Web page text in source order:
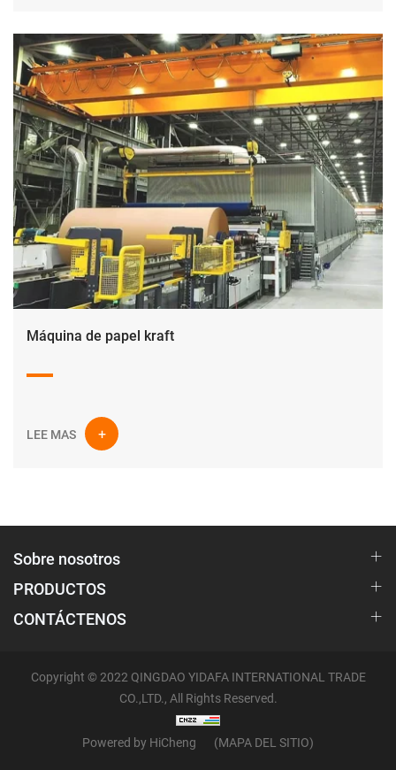
Máquina de papel kraft
LEE MAS
Sobre nosotros
PRODUCTOS
CONTÁCTENOS
Copyright © 2022 QINGDAO YIDAFA INTERNATIONAL TRADE
CO.,LTD., All Rights Reserved.
Powered by HiCheng (MAPA DEL SITIO)